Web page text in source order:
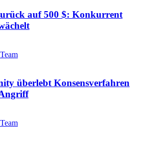
auf 500 $: Konkurrent
überlebt Konsensverfahren